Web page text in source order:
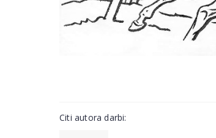
Citi autora darbi: